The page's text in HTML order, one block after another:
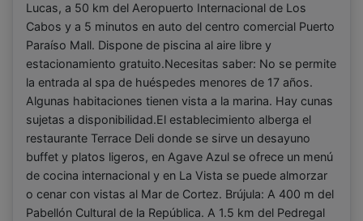
Lucas, a 50 km del Aeropuerto Internacional de Los
Cabos y a 5 minutos en auto del centro comercial Puerto
Paraíso Mall. Dispone de piscina al aire libre y
estacionamiento gratuito.Necesitas saber: No se permite
la entrada al spa de huéspedes menores de 17 años.
Algunas habitaciones tienen vista a la marina. Hay cunas
sujetas a disponibilidad.El establecimiento alberga el
restaurante Terrace Deli donde se sirve un desayuno
buffet y platos ligeros, en Agave Azul se ofrece un menú
de cocina internacional y en La Vista se puede almorzar
o cenar con vistas al Mar de Cortez. Brújula: A 400 m del
Pabellón Cultural de la República. A 1.5 km del Pedregal